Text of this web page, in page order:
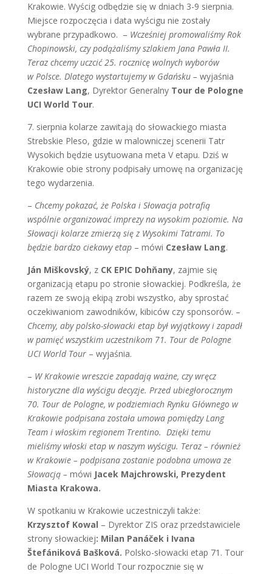
Krakowie. Wyścig odbędzie się w dniach 3-9 sierpnia.
Miejsce rozpoczęcia i data wyścigu nie zostały
wybrane przypadkowo. – Wcześniej promowaliśmy Rok
Chopinowski, czy podążaliśmy szlakiem Jana Pawła II.
Teraz chcemy uczcić 25. rocznicę wolnych wyborów
w Polsce. Dlatego wystartujemy w Gdańsku – wyjaśnia
Czesław Lang, Dyrektor Generalny Tour de Pologne
UCI World Tour.
7. sierpnia kolarze zawitają do słowackiego miasta
Strebskie Pleso, gdzie w malowniczej scenerii Tatr
Wysokich będzie usytuowana meta V etapu. Dziś w
Krakowie obie strony podpisały umowę na organizację
tego wydarzenia.
– Chcemy pokazać, że Polska i Słowacja potrafią
wspólnie organizować imprezy na wysokim poziomie. Na
Słowacji kolarze zmierzą się z Wysokimi Tatrami. To
będzie bardzo ciekawy etap – mówi Czesław Lang.
Ján Miškovský, z CK EPIC Dohňany, zajmie się
organizacją etapu po stronie słowackiej. Podkreśla, że
razem ze swoją ekipą zrobi wszystko, aby sprostać
oczekiwaniom zawodników, kibiców czy sponsorów. –
Chcemy, aby polsko-słowacki etap był wyjątkowy i zapadł
w pamięć wszystkim uczestnikom 71. Tour de Pologne
UCI World Tour– wyjaśnia.
– W Krakowie wreszcie zapadają ważne, czy wręcz
historyczne dla wyścigu decyzje. Przed ubiegłorocznym
70. Tour de Pologne, w podziemiach Rynku Głównego w
Krakowie podpisana została umowa pomiędzy Lang
Team i włoskim regionem Trentino. Dzięki temu
mieliśmy włoski etap w naszym wyścigu. Teraz – również
w Krakowie – podpisana zostanie podobna umowa ze
Słowacją – mówi Jacek Majchrowski, Prezydent
Miasta Krakowa.
W spotkaniu w Krakowie uczestniczyli także:
Krzysztof Kowal – Dyrektor ZIS oraz przedstawiciele
strony słowackiej: Milan Panáček i Ivana
Štefániková Bašková. Polsko-słowacki etap 71. Tour
de Pologne UCI World Tour rozpocznie się w